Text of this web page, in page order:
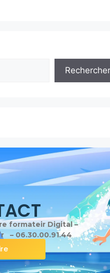
Rechercher
formateir Digital –
– 06.30.00.91.44